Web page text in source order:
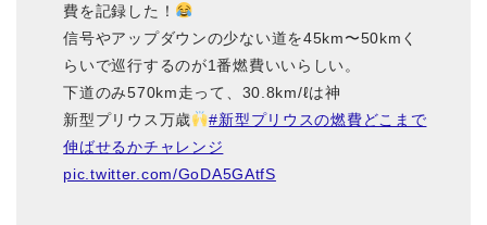
費を記録した！
信号やアップダウンの少ない道を45km〜50kmく
らいで巡行するのが1番燃費いいらしい。
下道のみ570km走って、30.8km/ℓは神
新型プリウス万歳
#新型プリウスの燃費どこまで
伸ばせるかチャレンジ
pic.twitter.com/GoDA5GAtfS